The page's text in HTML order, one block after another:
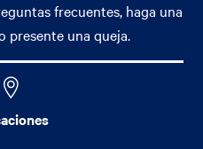
frecuentes, haga una
presente una queja.